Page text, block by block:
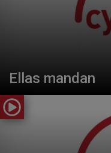
Ellas mandan